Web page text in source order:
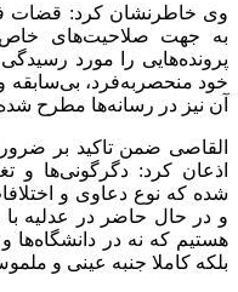
وی خاطرنشان کرد: قضات
به جهت صلاحیت‌های خاص
پرونده‌هایی را مورد
خود منحصربه‌فرد، بی‌سابقه
آن نیز در رسانه‌ها مطرح
القاصی ضمن تاکید بر
اذعان کرد: دگرگونی‌ها و
شده که نوع دعاوی و
و در حال حاضر در عدلیه
هستیم که نه در
بلکه کاملا جنبه عینی و